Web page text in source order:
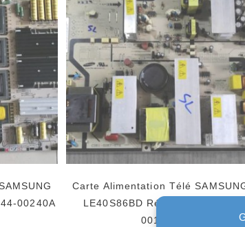
00240A
Carte Alimentation Télé
LE40S86BD Référence: BN44-
00134D